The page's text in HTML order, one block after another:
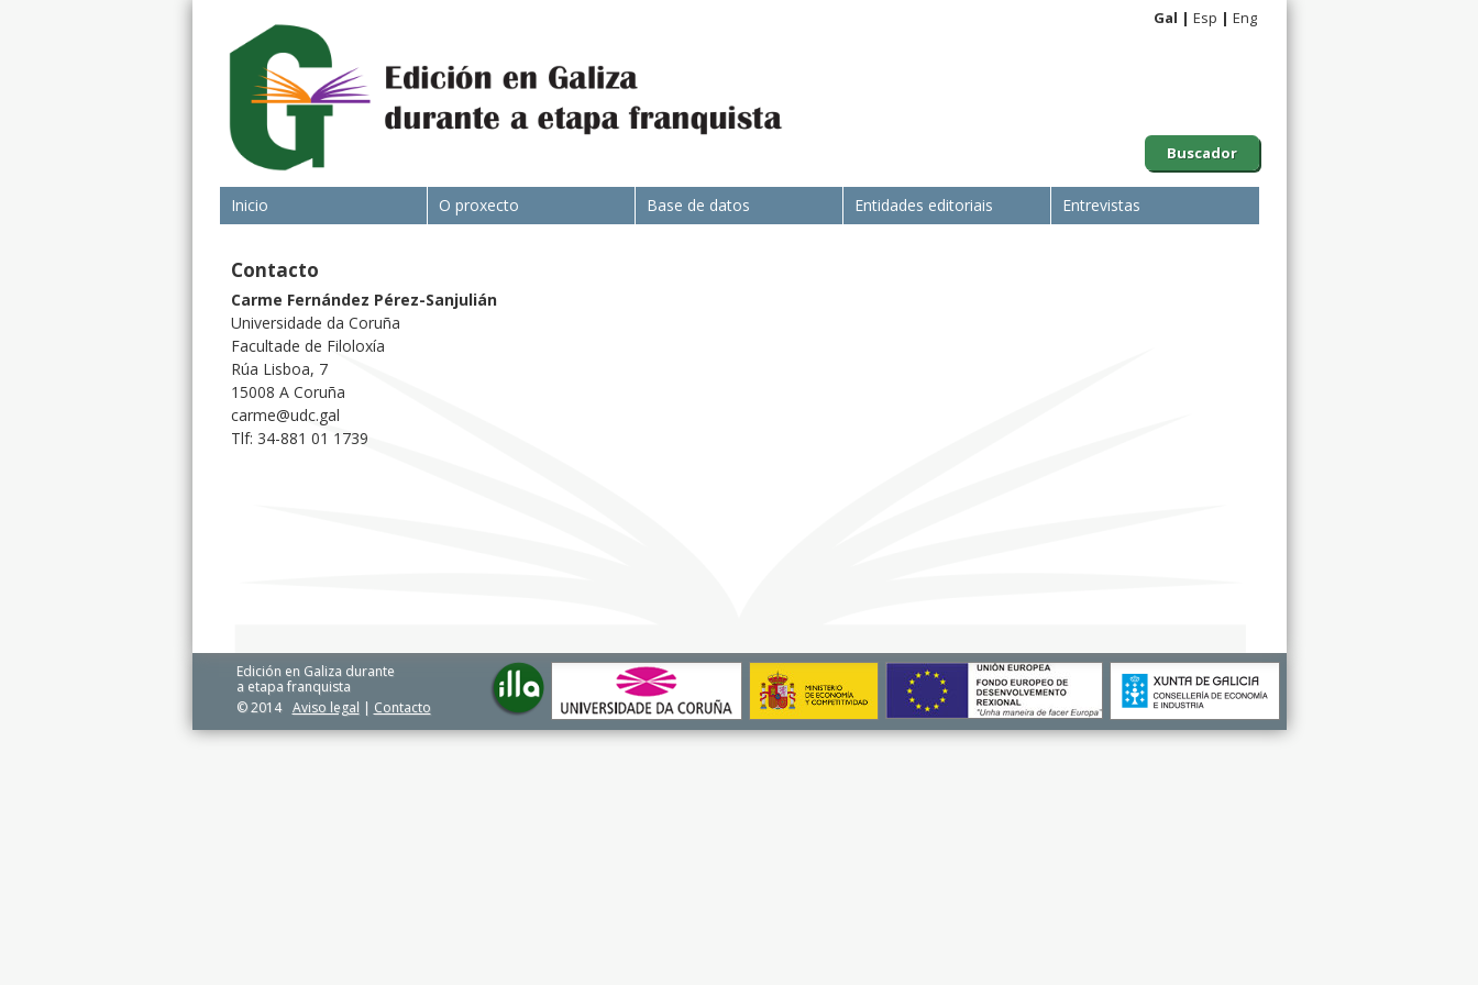
Buscador
Gal Esp Eng
Inicio O proxecto Base de datos Entidades editoriais Entrevistas
Contacto
Carme Fernández Pérez-Sanjulián
Universidade da Coruña
Facultade de Filoloxía
Rúa Lisboa, 7
15008 A Coruña
carme@udc.gal
Tlf: 34-881 01 1739
Edición en Galiza durante
a etapa franquista
© 2014
Aviso legal | Contacto